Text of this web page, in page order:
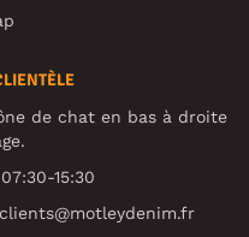
de chat en bas à droite
15:30